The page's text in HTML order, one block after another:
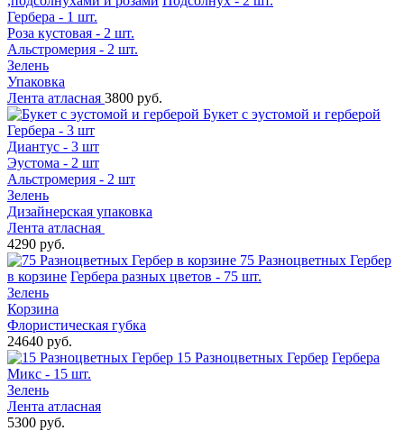
Гербера - 1 шт.
Роза кустовая - 2 шт.
Альстромерия - 2 шт.
Зелень
Упаковка
Лента атласная 3800 руб.
Букет с эустомой и герберой
Гербера - 3 шт
Диантус - 3 шт
Эустома - 2 шт
Альстромерия - 2 шт
Зелень
Дизайнерская упаковка
Лента атласная
4290 руб.
75 Разноцветных Гербер
в корзине Гербера разных цветов - 75 шт.
Зелень
Корзина
Флористическая губка
24640 руб.
15 Разноцветных Гербер Гербера
Микс - 15 шт.
Зелень
Лента атласная
5300 руб.